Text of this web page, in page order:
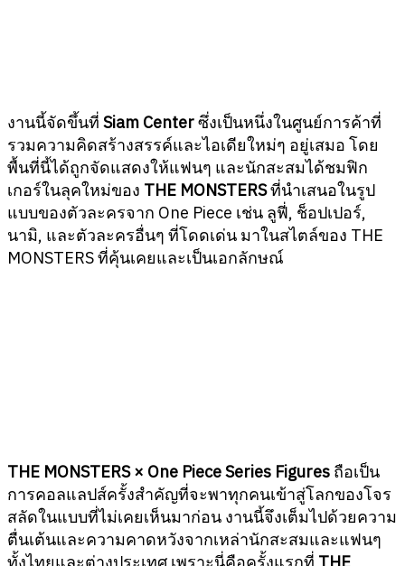
งานนี้จัดขึ้นที่ Siam Centerซึ่งเป็นหนึ่งในศูนย์การค้าที่
รวมความคิดสร้างสรรค์และไอเดียใหม่ๆ อยู่เสมอ โดย
พื้นที่นี้ได้ถูกจัดแสดงให้แฟนๆ และนักสะสมได้ชมฟิก
เกอร์ในลุคใหม่ของ THE MONSTERSที่นำเสนอในรูป
แบบของตัวละครจาก One Piece เช่น ลูฟี่, ช็อปเปอร์,
นามิ, และตัวละครอื่นๆ ที่โดดเด่น มาในสไตล์ของ THE
MONSTERS ที่คุ้นเคยและเป็นเอกลักษณ์
THE MONSTERS × One Piece Series Figures ถือเป็น
การคอลแลปส์ครั้งสำคัญที่จะพาทุกคนเข้าสู่โลกของโจร
สลัดในแบบที่ไม่เคยเห็นมาก่อน งานนี้จึงเต็มไปด้วยความ
ตื่นเต้นและความคาดหวังจากเหล่านักสะสมและแฟนๆ